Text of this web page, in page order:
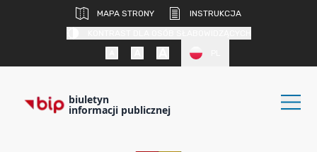
MAPA STRONY
INSTRUKCJA
biuletyn
informacji publicznej